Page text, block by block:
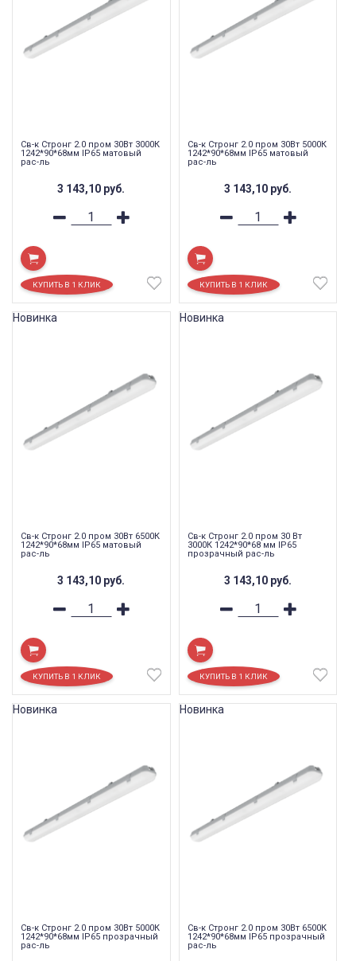
Св-к Стронг 2.0 пром 30Вт 3000К
1242*90*68мм IP65 матовый
рас-ль
3 143,10 руб.
Св-к Стронг 2.0 пром 30Вт 5000К
1242*90*68мм IP65 матовый
рас-ль
3 143,10 руб.
Св-к Стронг 2.0 пром 30Вт 6500К
1242*90*68мм IP65 матовый
рас-ль
3 143,10 руб.
Новинка
Св-к Стронг 2.0 пром 30 Вт
3000К 1242*90*68 мм IP65
прозрачный рас-ль
3 143,10 руб.
Новинка
Св-к Стронг 2.0 пром 30Вт 5000К
1242*90*68мм IP65 прозрачный
рас-ль
Новинка
Св-к Стронг 2.0 пром 30Вт 6500К
1242*90*68мм IP65 прозрачный
рас-ль
Новинка